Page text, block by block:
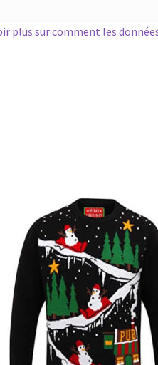
plus sur comment les